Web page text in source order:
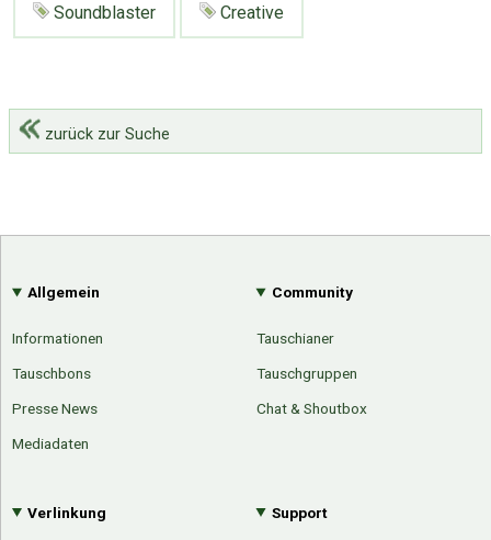
Soundblaster Creative
zurück zur Suche
Allgemein
Informationen
Tauschbons
Presse News
Mediadaten
Community
Tauschianer
Tauschgruppen
Chat & Shoutbox
Verlinkung Support